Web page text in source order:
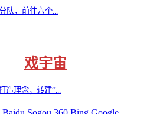
队，前往六个...
戏宇宙
造理念，转建“...